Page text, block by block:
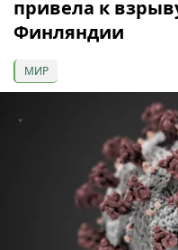
привела к
Финляндии
МИР